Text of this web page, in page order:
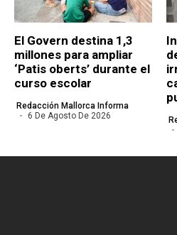
El Govern destina 1,3
millones para ampliar
‘Patis oberts’ durante el
curso escolar
Redacción Mallorca Informa
6 De Agosto De 2026